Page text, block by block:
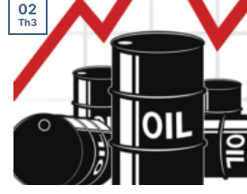
02
Th3